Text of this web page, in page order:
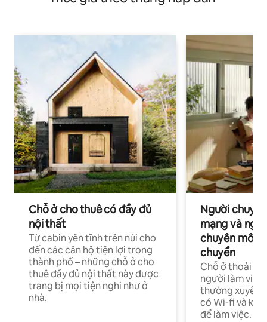
Chỗ ở cho thuê có đầy đủ
nội thất
Từ cabin yên tĩnh trên núi cho
đến các căn hộ tiện lợi trong
thành phố – những chỗ ở cho
thuê đầy đủ nội thất này được
trang bị mọi tiện nghi như ở
nhà.
Người
mạng và
chuyên môn
chuyển
Chỗ ở thoải
người làm việc
thường xuyên
có Wi-fi và
để làm việc.